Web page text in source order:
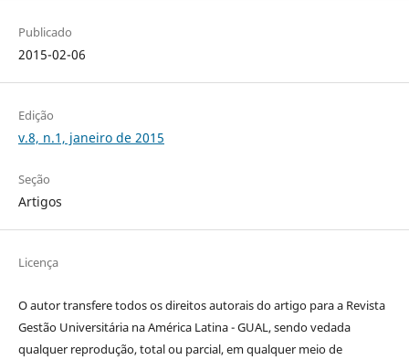
Publicado
2015-02-06
Edição
v.8, n.1, janeiro de 2015
Seção
Artigos
Licença
O autor transfere todos os direitos autorais do artigo para a Revista
Gestão Universitária na América Latina - GUAL, sendo vedada
qualquer reprodução, total ou parcial, em qualquer meio de